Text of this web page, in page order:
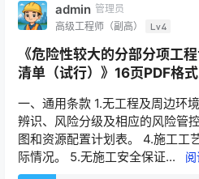
admin 管理员
高级工程师（副高）
Lv4
《危险性较大的分部分项工
清单（试行）》16页PDF格
一、通用条款 1.无工程及周边环
辨识、风险分级及相应的风险管
图和资源配置计划表。 4.施工工
际情况。 5.无施工安全保证...